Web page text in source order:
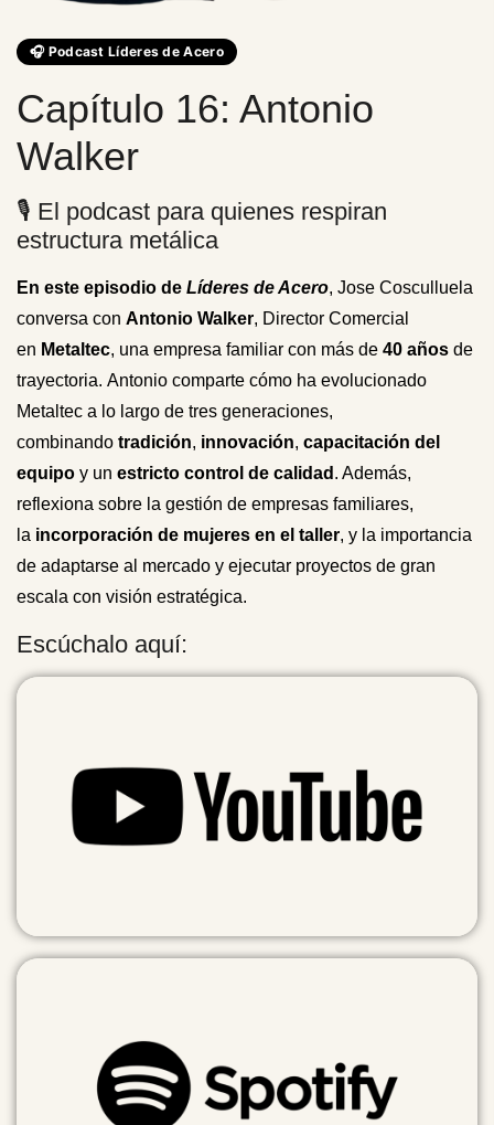
🎧 Podcast Líderes de Acero
Capítulo 16: Antonio
Walker
🎙️ El podcast para quienes respiran
estructura metálica
En este episodio de Líderes de Acero, Jose Cosculluela
conversa con Antonio Walker, Director Comercial
en Metaltec, una empresa familiar con más de 40 años de
trayectoria. Antonio comparte cómo ha evolucionado
Metaltec a lo largo de tres generaciones,
combinando tradición, innovación, capacitación del
equipo y un estricto control de calidad . Además,
reflexiona sobre la gestión de empresas familiares,
la incorporación de mujeres en el taller, y la importancia
de adaptarse al mercado y ejecutar proyectos de gran
escala con visión estratégica.
Escúchalo aquí: